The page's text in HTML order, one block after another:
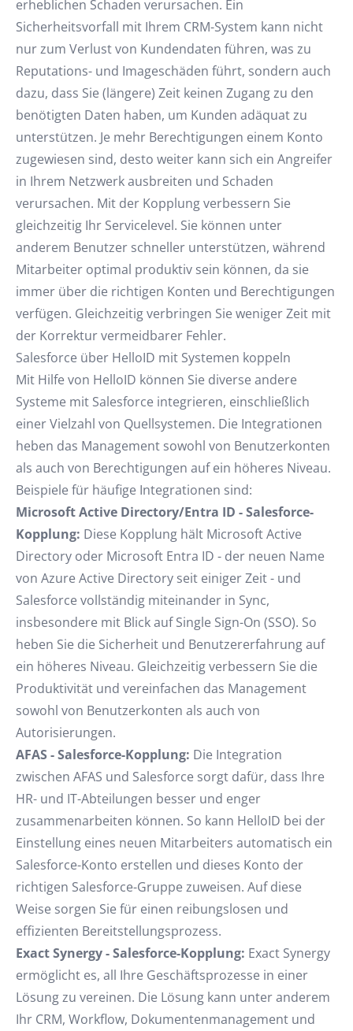
erheblichen Schaden verursachen. Ein
Sicherheitsvorfall mit Ihrem CRM-System kann nicht
nur zum Verlust von Kundendaten führen, was zu
Reputations- und Imageschäden führt, sondern auch
dazu, dass Sie (längere) Zeit keinen Zugang zu den
benötigten Daten haben, um Kunden adäquat zu
unterstützen. Je mehr Berechtigungen einem Konto
zugewiesen sind, desto weiter kann sich ein Angreifer
in Ihrem Netzwerk ausbreiten und Schaden
verursachen. Mit der Kopplung verbessern Sie
gleichzeitig Ihr Servicelevel. Sie können unter
anderem Benutzer schneller unterstützen, während
Mitarbeiter optimal produktiv sein können, da sie
immer über die richtigen Konten und Berechtigungen
verfügen. Gleichzeitig verbringen Sie weniger Zeit mit
der Korrektur vermeidbarer Fehler.
Salesforce über HelloID mit Systemen koppeln
Mit Hilfe von HelloID können Sie diverse andere
Systeme mit Salesforce integrieren, einschließlich
einer Vielzahl von Quellsystemen. Die Integrationen
heben das Management sowohl von Benutzerkonten
als auch von Berechtigungen auf ein höheres Niveau.
Beispiele für häufige Integrationen sind:
Microsoft Active Directory/Entra ID - Salesforce-
Kopplung: Diese Kopplung hält Microsoft Active
Directory oder Microsoft Entra ID - der neuen Name
von Azure Active Directory seit einiger Zeit - und
Salesforce vollständig miteinander in Sync,
insbesondere mit Blick auf Single Sign-On (SSO). So
heben Sie die Sicherheit und Benutzererfahrung auf
ein höheres Niveau. Gleichzeitig verbessern Sie die
Produktivität und vereinfachen das Management
sowohl von Benutzerkonten als auch von
Autorisierungen.
AFAS - Salesforce-Kopplung: Die Integration
zwischen AFAS und Salesforce sorgt dafür, dass Ihre
HR- und IT-Abteilungen besser und enger
zusammenarbeiten können. So kann HelloID bei der
Einstellung eines neuen Mitarbeiters automatisch ein
Salesforce-Konto erstellen und dieses Konto der
richtigen Salesforce-Gruppe zuweisen. Auf diese
Weise sorgen Sie für einen reibungslosen und
effizienten Bereitstellungsprozess.
Exact Synergy - Salesforce-Kopplung: Exact Synergy
ermöglicht es, all Ihre Geschäftsprozesse in einer
Lösung zu vereinen. Die Lösung kann unter anderem
Ihr CRM, Workflow, Dokumentenmanagement und